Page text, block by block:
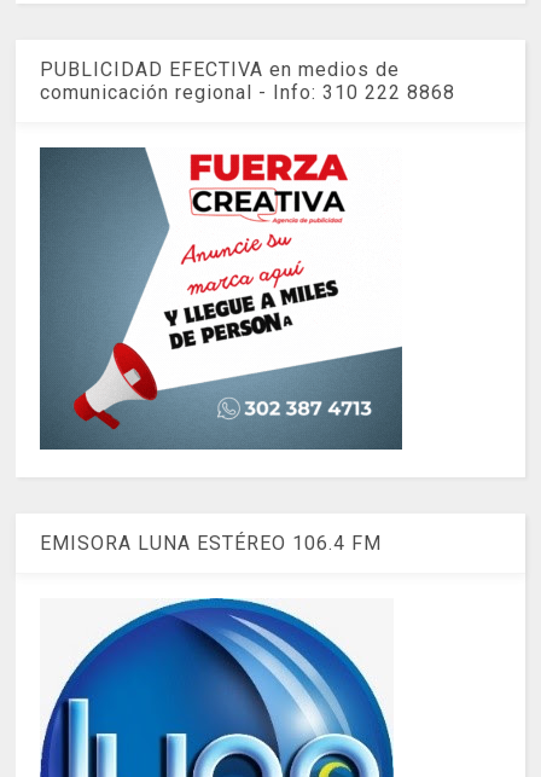
PUBLICIDAD EFECTIVA en medios de
comunicación regional - Info: 310 222 8868
EMISORA LUNA ESTÉREO 106.4 FM